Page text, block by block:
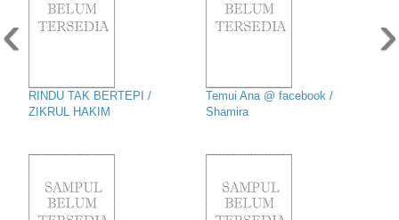
RINDU TAK BERTEPI /
ZIKRUL HAKIM
Temui Ana @ facebook /
Shamira
‹ ›